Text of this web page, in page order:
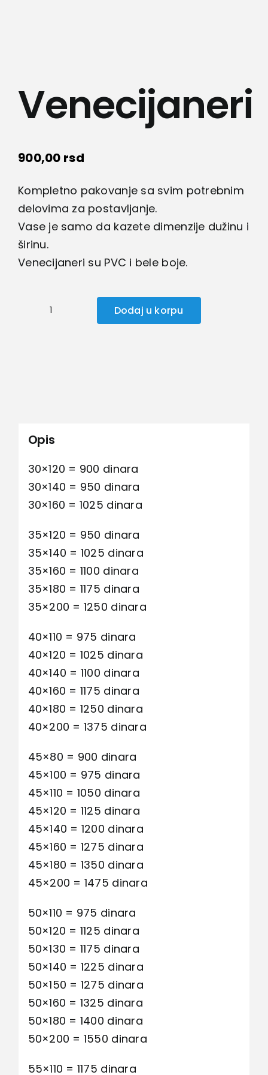
Sport i razonoda
Svi proizvodi
Venecijaneri
900,00 rsd
Kompletno pakovanje sa svim potrebnim
delovima za postavljanje.
Vase je samo da kazete dimenzije dužinu i
širinu.
Venecijaneri su PVC i bele boje.
Venecijaneri
Dodaj u korpu
Opis
30×120 = 900 dinara
30×140 = 950 dinara
30×160 = 1025 dinara
35×120 = 950 dinara
35×140 = 1025 dinara
35×160 = 1100 dinara
35×180 = 1175 dinara
35×200 = 1250 dinara
40×110 = 975 dinara
40×120 = 1025 dinara
40×140 = 1100 dinara
40×160 = 1175 dinara
40×180 = 1250 dinara
40×200 = 1375 dinara
45×80 = 900 dinara
45×100 = 975 dinara
45×110 = 1050 dinara
45×120 = 1125 dinara
45×140 = 1200 dinara
45×160 = 1275 dinara
45×180 = 1350 dinara
45×200 = 1475 dinara
50×110 = 975 dinara
50×120 = 1125 dinara
50×130 = 1175 dinara
50×140 = 1225 dinara
50×150 = 1275 dinara
50×160 = 1325 dinara
50×180 = 1400 dinara
50×200 = 1550 dinara
55×110 = 1175 dinara